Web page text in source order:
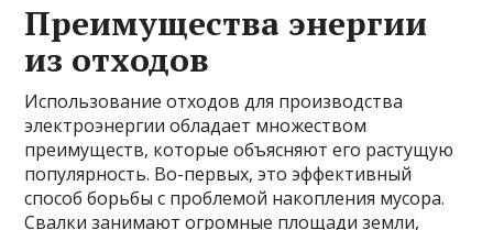
Преимущества энергии
из отходов
Использование отходов для производства
электроэнергии обладает множеством
преимуществ, которые объясняют его растущую
популярность. Во-первых, это эффективный
способ борьбы с проблемой накопления мусора.
Свалки занимают огромные площади земли,